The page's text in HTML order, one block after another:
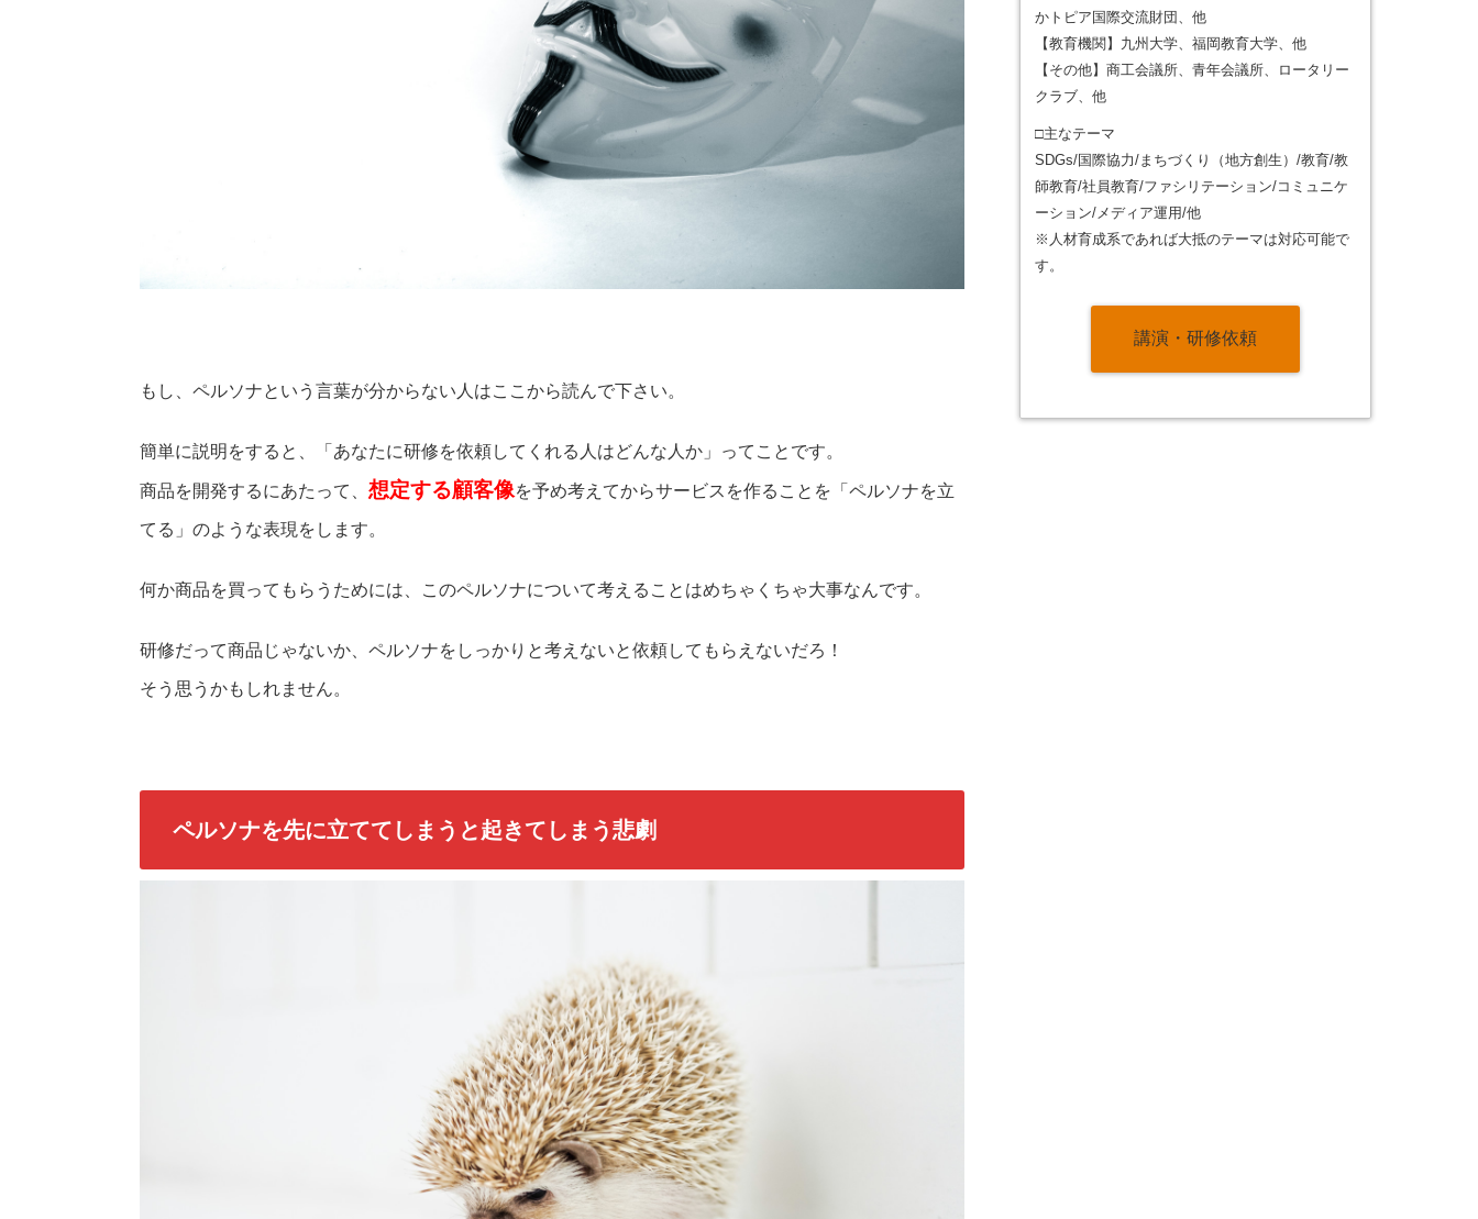
もし、ペルソナという言葉が分からない人はここから読んで下さい。
簡単に説明をすると、「あなたに研修を依頼してくれる人はどんな人か」ってことです。
商品を開発するにあたって、 想定する顧客像を予め考えてからサービスを作ることを「ペルソナを立
てる」のような表現をします。
何か商品を買ってもらうためには、このペルソナについて考えることはめちゃくちゃ大事なんです。
研修だって商品じゃないか、ペルソナをしっかりと考えないと依頼してもらえないだろ！
そう思うかもしれません。
ペルソナを先に立ててしまうと起きてしまう悲劇
かトピア国際交流財団、他
【教育機関】九州大学、福岡教育大学、他
【その他】商工会議所、青年会議所、ロータリー
クラブ、他
□主なテーマ
SDGs/国際協力/まちづくり（地方創生）/教育/教
師教育/社員教育/ファシリテーション/コミュニケ
ーション/メディア運用/他
※人材育成系であれば大抵のテーマは対応可能で
す。
講演・研修依頼